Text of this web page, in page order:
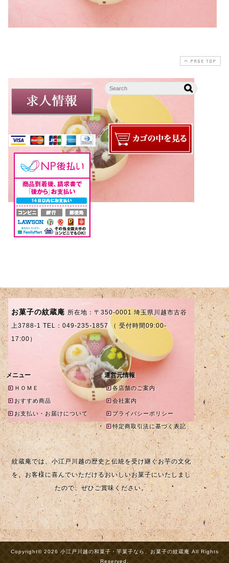
PAGE TOP
お菓子の紋蔵庵 所在地：〒350-0001 埼玉県川越市古谷
上3788-1 TEL：049-235-1857 （ 受付時間09:00-
17:00）
メニュー
ＨＯＭＥ
おすすめ商品
お支払い・お届けについて
運営元情報
各店舗のご案内
会社案内
プライバシーポリシー
特定商取引法に基づく表記
紋蔵庵では、小江戸川越の歴史と伝統を受け継ぐお芋の文化
を、お客様に喜んでいただけるおいしいお菓子にいたしまし
たので、ぜひご賞味ください。
Copyright© 2026 小江戸川越の和菓子・芋菓子なら、お菓子の紋蔵庵 All Rights
Reserved.